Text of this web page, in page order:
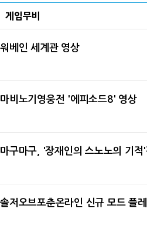
게임무비
워베인 세계관 영상
2011-01-27
마비노기영웅전 '에피소드8' 영상
2011-01-26
마구마구, '장재인의 스노노의 기적
2011-01-26
솔저오브포춘온라인 신규 모드 플